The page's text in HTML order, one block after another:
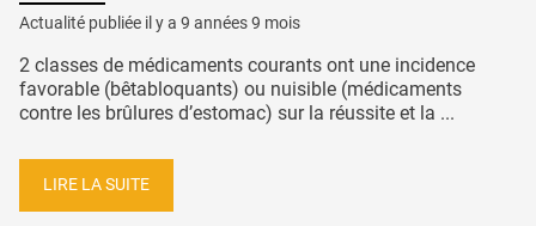
Actualité publiée il y a 9 années 9 mois
2 classes de médicaments courants ont une incidence
favorable (bêtabloquants) ou nuisible (médicaments
contre les brûlures d’estomac) sur la réussite et la ...
LIRE LA SUITE